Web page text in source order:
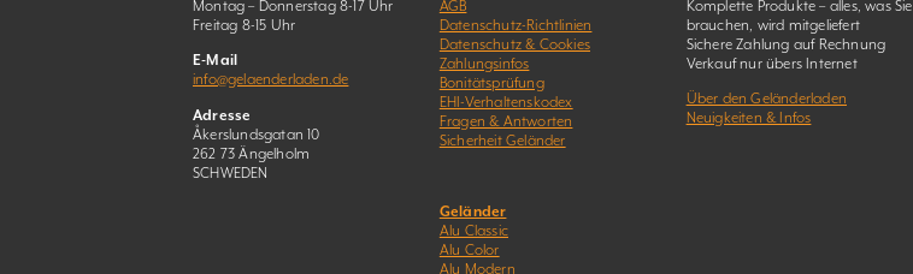
Montag – Donnerstag 8-17 Uhr
Freitag 8-15 Uhr
E-Mail
info@gelaenderladen.de
Adresse
Åkerslundsgatan 10
262 73 Ängelholm
SCHWEDEN
AGB
Datenschutz-Richtlinien
Datenschutz & Cookies
Zahlungsinfos
Bonitätsprüfung
EHI-Verhaltenskodex
Fragen & Antworten
Sicherheit Geländer
Geländer
Alu Classic
Alu Color
Alu Modern
Komplette Produkte – alles, was Sie
brauchen, wird mitgeliefert
Sichere Zahlung auf Rechnung
Verkauf nur übers Internet
Über den Geländerladen
Neuigkeiten & Infos